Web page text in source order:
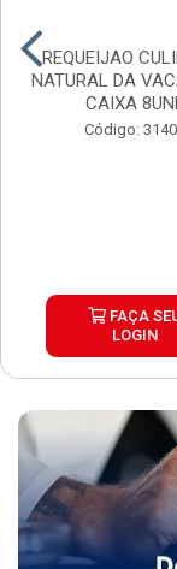
REQUEIJAO
NATURAL DA
CAIXA
Código:
FAÇA
LOGIN